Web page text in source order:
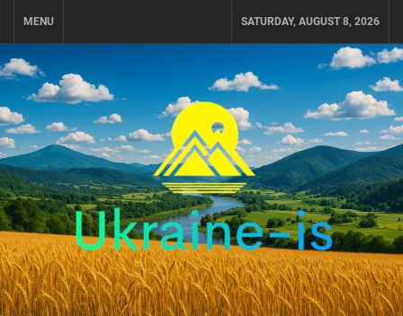
MENU SATURDAY, AUGUST 8, 2026
UKRAINE-IS
ПУТЕШЕСТВИЕ ПО УКРАИНЕ